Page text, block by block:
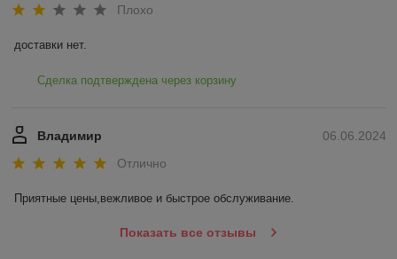
Плохо
доставки нет.
Сделка подтверждена через корзину
06.06.2024
Владимир
Отлично
Приятные цены,вежливое и быстрое обслуживание.
Показать все отзывы